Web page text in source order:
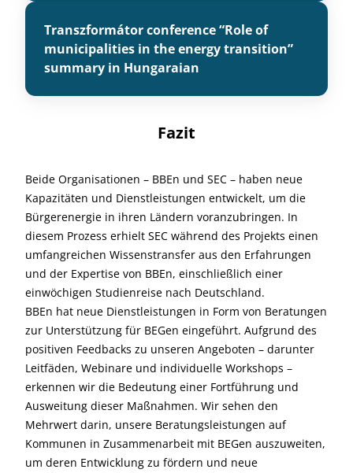
Transzformátor conference “Role of
municipalities in the energy transition”
summary in Hungaraian
Fazit
Beide Organisationen – BBEn und SEC – haben neue
Kapazitäten und Dienstleistungen entwickelt, um die
Bürgerenergie in ihren Ländern voranzubringen. In
diesem Prozess erhielt SEC während des Projekts einen
umfangreichen Wissenstransfer aus den Erfahrungen
und der Expertise von BBEn, einschließlich einer
einwöchigen Studienreise nach Deutschland.
BBEn hat neue Dienstleistungen in Form von Beratungen
zur Unterstützung für BEGen eingeführt. Aufgrund des
positiven Feedbacks zu unseren Angeboten – darunter
Leitfäden, Webinare und individuelle Workshops –
erkennen wir die Bedeutung einer Fortführung und
Ausweitung dieser Maßnahmen. Wir sehen den
Mehrwert darin, unsere Beratungsleistungen auf
Kommunen in Zusammenarbeit mit BEGen auszuweiten,
um deren Entwicklung zu fördern und neue